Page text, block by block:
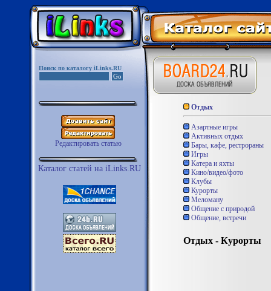
Поиск по каталогу iLinks.RU
Редактировать статью
Каталог статей на iLinks.RU
Отдых
Азартные игры
Активных отдых
Бары, кафе, рестрораны
Игры
Катера и яхты
Кино/видео/фото
Клубы
Курорты
Меломану
Общение с природой
Общение, встречи
Отдых - Курорты